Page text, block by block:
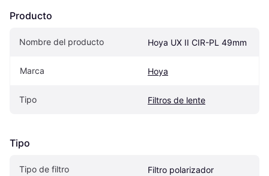
Producto
Nombre del producto Hoya UX II CIR-PL 49mm
Marca Hoya
Tipo Filtros de lente
Tipo
Tipo de filtro Filtro polarizador